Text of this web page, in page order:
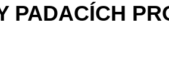
PADACÍCH